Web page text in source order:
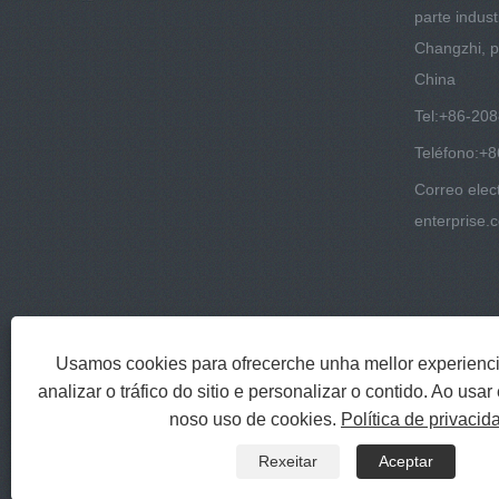
parte
Changzhi,
China
Tel:+86-
Teléfono:
Correo
Copyright © 2022 Jinlida Metal
Usamos cookies para ofrecerche unha mellor
analizar o tráfico do sitio e personalizar o contido. Ao usar
noso uso de cookies. Política de
Rexeitar Aceptar